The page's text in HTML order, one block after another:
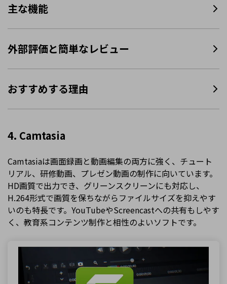
主な機能
外部評価と簡単なレビュー
おすすめする理由
4. Camtasia
Camtasiaは画面録画と動画編集の両方に強く、チュート
リアル、研修動画、プレゼン動画の制作に向いています。
HD画質で出力でき、グリーンスクリーンにも対応し、
H.264形式で画質を保ちながらファイルサイズを抑えやす
いのも特長です。YouTubeやScreencastへの共有もしやす
く、教育系コンテンツ制作と相性のよいソフトです。